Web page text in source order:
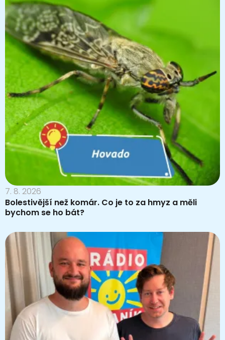
7. 8. 2026
Bolestivější než komár. Co je to za hmyz a měli
bychom se ho bát?